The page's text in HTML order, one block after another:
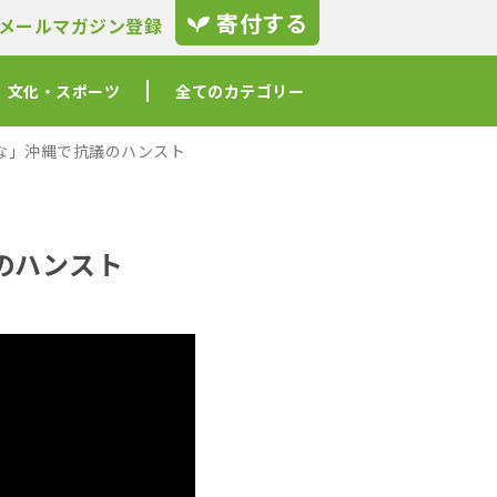
メールマガジン登録 寄付する
文化・スポーツ 全てのカテゴリー
」沖縄で抗議のハンスト
ハンスト